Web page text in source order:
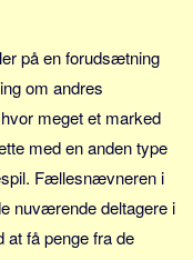
på en forudsætning
om andres
meget et marked
med en anden type
Fællesnævneren i
nuværende deltagere i
få penge fra de